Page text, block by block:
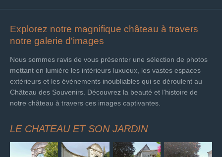
Explorez notre magnifique château à travers
notre galerie d'images
Nous sommes ravis de vous présenter une sélection de photos
mettant en lumière les intérieurs luxueux, les vastes espaces
extérieurs et les événements inoubliables qui se déroulent au
Château des Souvenirs. Découvrez la beauté et l'histoire de
notre château à travers ces images captivantes.
LE CHATEAU ET SON JARDIN